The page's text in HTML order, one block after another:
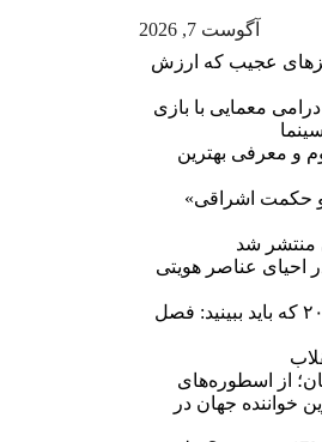
آگوست 7, 2026
عجیب که ارزش
معمایی با بازی
و معرفی بهترین
حکمت اشراقی»
منتشر شد
عناصر هویتی
۱۰انیمه برتر بهار ۲۰۲۶ که باید ببینید: فصل
از اسطوره‌های
خواننده جهان در